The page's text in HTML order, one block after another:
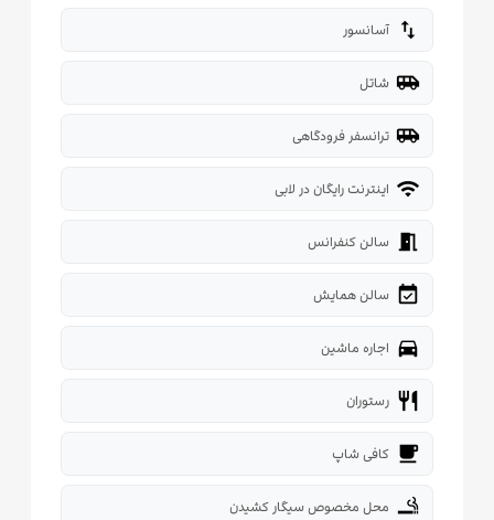
import_export آسانسور
airport_shuttle شاتل
airport_shuttle ترانسفر فرودگاهی
wifi اینترنت رایگان در لابی
meeting_room سالن کنفرانس
event_available سالن همایش
directions_car اجاره ماشین
restaurant رستوران
local_cafe کافی شاپ
smoking_rooms محل مخصوص سیگار کشیدن